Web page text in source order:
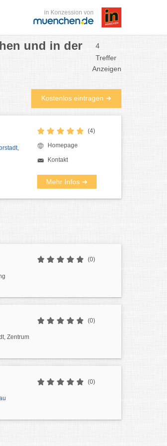
in Konzession von
und in der
4
Treffer
Anzeigen
Kostenlos eintragen ➜
(4)
Homepage
Kontakt
Mehr Infos ➜
(0)
Zentrum
(0)
(0)